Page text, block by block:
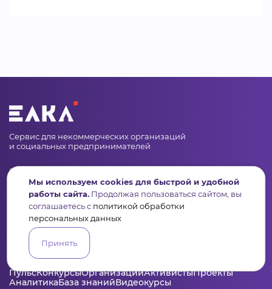
Сервис для некоммерческих организаций
и социальных предпринимателей
Подпишись на рассылку дайджест, новости, мероприятия
ПульсКонкурсыОрганизацииАктивистыПроекты
АналитикаБаза знанийВидеокурсы
Мы используем cookies для быстрой и удобной
работы сайта. Продолжая пользоваться сайтом, вы
соглашаетесь с политикой обработки
персональных данных
Принять